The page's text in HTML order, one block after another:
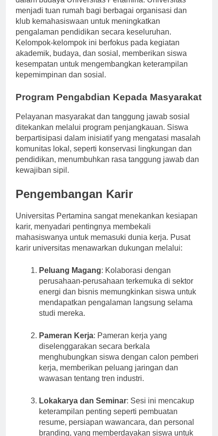
dalam budaya Universitas Pertamina. Universitas
menjadi tuan rumah bagi berbagai organisasi dan
klub kemahasiswaan untuk meningkatkan
pengalaman pendidikan secara keseluruhan.
Kelompok-kelompok ini berfokus pada kegiatan
akademik, budaya, dan sosial, memberikan siswa
kesempatan untuk mengembangkan keterampilan
Program Pengabdian Kepada Masyarakat
Pelayanan masyarakat dan tanggung jawab sosial
ditekankan melalui program penjangkauan. Siswa
berpartisipasi dalam inisiatif yang mengatasi masalah
komunitas lokal, seperti konservasi lingkungan dan
pendidikan, menumbuhkan rasa tanggung jawab dan
Pengembangan Karir
Universitas Pertamina sangat menekankan kesiapan
karir, menyadari pentingnya membekali
mahasiswanya untuk memasuki dunia kerja. Pusat
Peluang Magang: Kolaborasi dengan
perusahaan-perusahaan terkemuka di sektor
energi dan bisnis memungkinkan siswa untuk
mendapatkan pengalaman langsung selama
Pameran Kerja: Pameran kerja yang
diselenggarakan secara berkala
menghubungkan siswa dengan calon pemberi
kerja, memberikan peluang jaringan dan
Lokakarya dan Seminar: Sesi ini mencakup
keterampilan penting seperti pembuatan
resume, persiapan wawancara, dan personal